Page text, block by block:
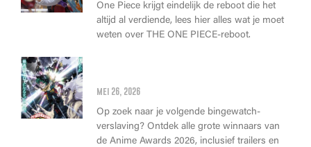
One Piece krijgt eindelijk de reboot die het
altijd al verdiende, lees hier alles wat je moet
weten over THE ONE PIECE-reboot.
mei 26, 2026
Op zoek naar je volgende bingewatch-
verslaving? Ontdek alle grote winnaars van
de Anime Awards 2026, inclusief trailers en